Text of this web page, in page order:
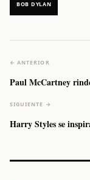
BOB DYLAN
← ANTERIOR
Paul McCartney
SIGUIENTE →
Harry Styles se